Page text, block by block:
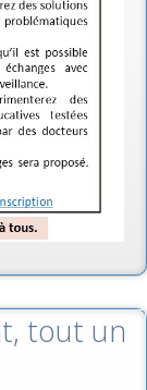
tout un